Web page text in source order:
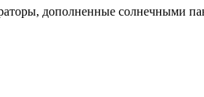
дополненные солнечными